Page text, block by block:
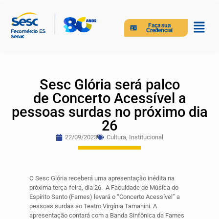
Faça sua
Credencial
Sesc Glória será palco
de Concerto Acessível a
pessoas surdas no próximo dia
26
22/09/2023 Cultura, Institucional
O Sesc Glória receberá uma apresentação inédita na
próxima terça-feira, dia 26. A Faculdade de Música do
Espírito Santo (Fames) levará o “Concerto Acessível” a
pessoas surdas ao Teatro Virgínia Tamanini. A
apresentação contará com a Banda Sinfônica da Fames